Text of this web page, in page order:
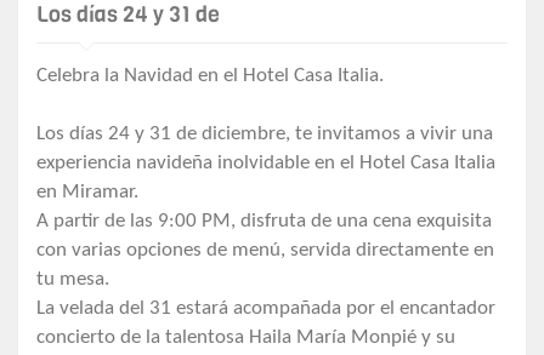
Los días 24 y 31 de
Celebra la Navidad en el Hotel Casa Italia.
Los días 24 y 31 de diciembre, te invitamos a vivir una
experiencia navideña inolvidable en el Hotel Casa Italia
en Miramar.
A partir de las 9:00 PM, disfruta de una cena exquisita
con varias opciones de menú, servida directamente en
tu mesa.
La velada del 31 estará acompañada por el encantador
concierto de la talentosa Haila María Monpié y su